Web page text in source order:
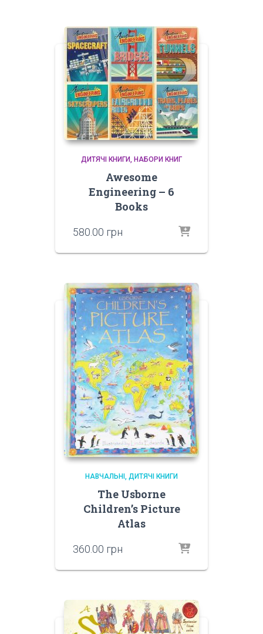
ДИТЯЧІ КНИГИ НАБОРИ КНИГ
Awesome
Engineering – 6
Books
580.00 грн
НАВЧАЛЬНІ ДИТЯЧІ КНИГИ
The Usborne
Children’s Picture
Atlas
360.00 грн